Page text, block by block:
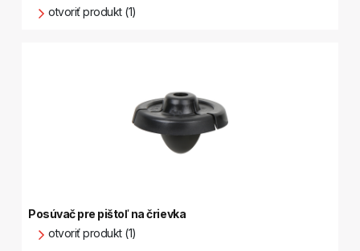
otvoriť produkt (1)
Posúvač pre pištoľ na črievka
otvoriť produkt (1)